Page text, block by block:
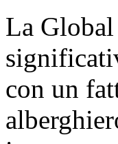
La
con un